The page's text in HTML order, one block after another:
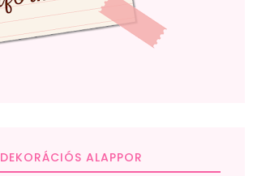
DEKORÁCIÓS ALAPPOR